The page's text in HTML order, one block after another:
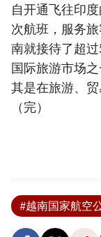
自开通飞往印
次航班，服务
南就接待了超
国际旅游市场
其是在旅游、
（完）
#越南国家航空